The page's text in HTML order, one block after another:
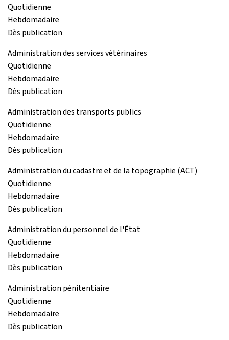
Quotidienne
Hebdomadaire
Dès publication
Administration des services vétérinaires
Quotidienne
Hebdomadaire
Dès publication
Administration des transports publics
Quotidienne
Hebdomadaire
Dès publication
Administration du cadastre et de la topographie (ACT)
Quotidienne
Hebdomadaire
Dès publication
Administration du personnel de l'État
Quotidienne
Hebdomadaire
Dès publication
Administration pénitentiaire
Quotidienne
Hebdomadaire
Dès publication